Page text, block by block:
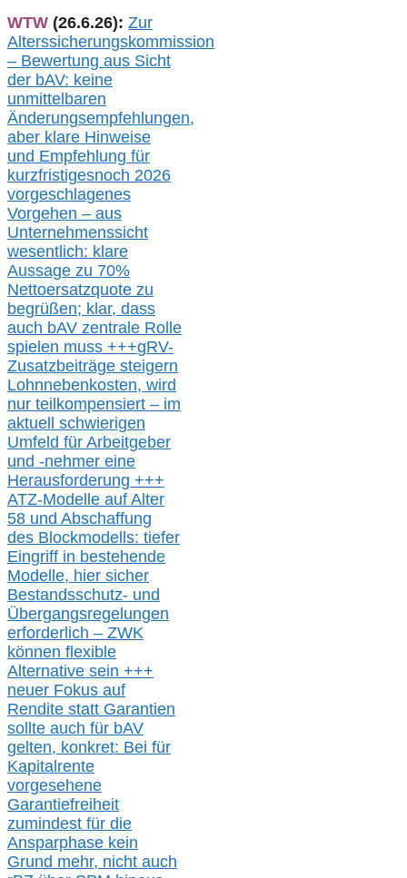
WTW (26.6.26): Zur
Alterssicherungskommission
– Bewertung aus Sicht
der bAV: keine
unmittelbaren
Änderungsempfehlungen,
aber klare Hinweise
und Empfehlung für
kurzfristigesnoch 2026
vorgeschlagenes
Vorgehen – aus
Unternehmenssicht
wesentlich: klare
Aussage zu 70%
Nettoersatzquote zu
begrüßen; klar, dass
auch bAV zentrale Rolle
spielen muss +++gRV-
Zusatzbeiträge steigern
Lohnnebenkosten, wird
nur teilkompensiert – im
aktuell schwierigen
Umfeld für Arbeitgeber
und -nehmer eine
Herausforderung +++
ATZ-Modelle auf Alter
58 und Abschaffung
des Blockmodells: tiefer
Eingriff in bestehende
Modelle, hier sicher
Bestandsschutz- und
Übergangsregelungen
erforderlich – ZWK
können flexible
Alternative sein +++
neuer Fokus auf
Rendite statt Garantien
sollte auch für bAV
gelten, konkret: Bei für
Kapitalrente
vorgesehene
Garantiefreiheit
zumindest für die
Ansparphase kein
Grund mehr, nicht auch